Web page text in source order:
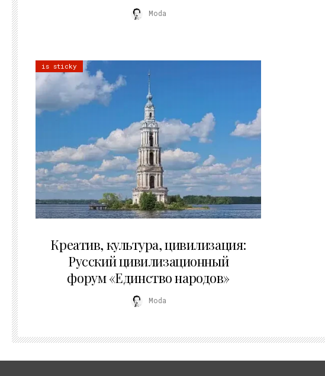
Moda
is sticky
Креатив, культура, цивилизация:
Русский цивилизационный
форум «Единство народов»
Moda